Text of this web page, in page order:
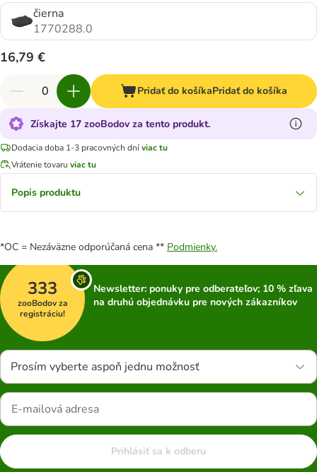
čierna
1770288.0
16,79 €
Pridať do košíkaPridať do košíka
Získajte 17 zooBodov za tento produkt.
Dodacia doba 1-3 pracovných dníviac tu
Vrátenie tovaru viac tu
Popis produktu
*OC = Nezáväzne odporúčaná cena ** Podmienky.
333
zooBodov za
registráciu!
Newsletter: ponuky pre odberateľov; 10 % zľava
na druhú objednávku pre nových zákazníkov
Prosím vyberte aspoň jednu možnosť
Prihlásiť sa k odberu